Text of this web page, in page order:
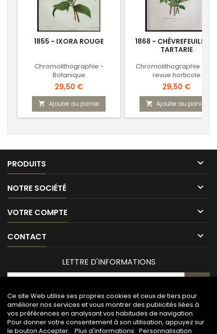
1855 - IXORA ROUGE
Chromolithographie -
Botanique
Prix
29,50 €
 Ajouter au panier
1868 - CHÈVREFEUILLE
TARTARIE
Chromolithographie de la
revue horticole
Prix
29,50 €
 Ajouter au panier
PRODUITS 
NOTRE SOCIÉTÉ 
VOTRE COMPTE 
CONTACT 
Ce site Web utilise ses propres cookies et ceux de tiers pour
améliorer nos services et vous montrer des publicités liées à
vos préférences en analysant vos habitudes de navigation.
Pour donner votre consentement à son utilisation, appuyez sur
le bouton Accepter. Plus d'informations Personnalisation
LETTRE D'INFORMATIONS